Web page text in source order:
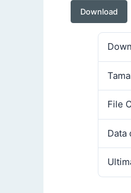
Download
File
Data